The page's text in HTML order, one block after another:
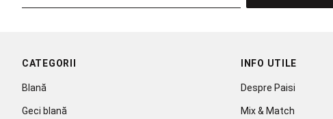
CATEGORII
Blană
Geci blană
INFO UTILE
Despre Paisi
Mix & Match